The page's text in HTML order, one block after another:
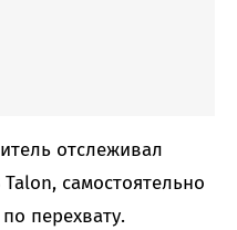
отслеживал
самостоятельно
перехвату.